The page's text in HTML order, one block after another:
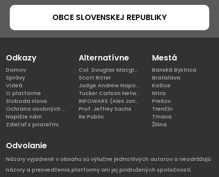
OBCE SLOVENSKEJ REPUBLIKY
Odkazy
Domov
Správy
Videá
O platforme
Sloboda slova
Ochrana osobných údajov
Napíšte nám
Zdieľať s priateľmi
Alternatívne
Col. Douglas Macgregor, Ph.D
Scott Ritter
Judge Andrew Napolitano
Tucker Carlson Network
INFOWARS (Alex Jones)
Prof. Jeffrey Sachs
Re:Public
Mestá
Banská Bystrica
Bratislava
Košice
Nitra
Prešov
Trenčín
Trnava
Žilina
Odvolanie
Názory vyjadrené v obsahu sú výlučne jednotlivých autorov a neodrážajú
názory a presvedčenia platformy ani jej pridružených spoločností.